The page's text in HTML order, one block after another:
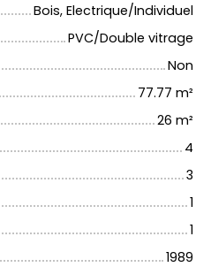
Bois, Electrique/Individuel
PVC/Double vitrage
Non
77.77 m²
26 m²
4
3
1
1
1989